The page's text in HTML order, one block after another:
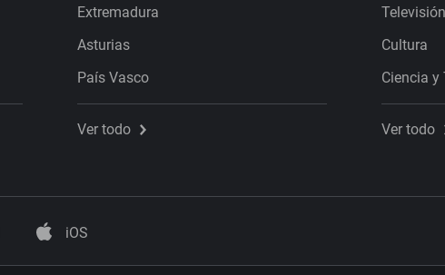
Extremadura
Asturias
País Vasco
Ver todo
Televisión
Cultura
Ciencia y
Ver todo
iOS